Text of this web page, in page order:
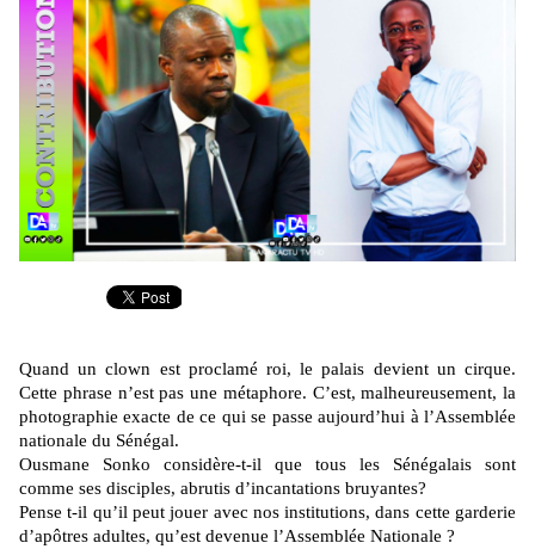
Quand un clown est proclamé roi, le palais devient un cirque.
Cette phrase n’est pas une métaphore. C’est, malheureusement, la
photographie exacte de ce qui se passeaujourd’hui à l’Assemblée
nationale du Sénégal.
Ousmane Sonko considère-t-il que tous les Sénégalais sont
comme ses disciples, abrutis d’incantations bruyantes?
Pense t-il qu’il peut jouer avec nos institutions, dans cette garderie
d’apôtres adultes, qu’est devenue l’Assemblée Nationale ?